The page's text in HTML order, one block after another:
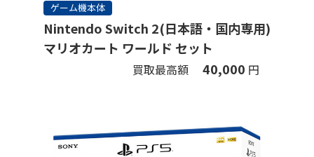
ゲーム機本体
Nintendo Switch 2(日本語・国内専用)
マリオカート ワールド セット
買取最高額 40,000 円